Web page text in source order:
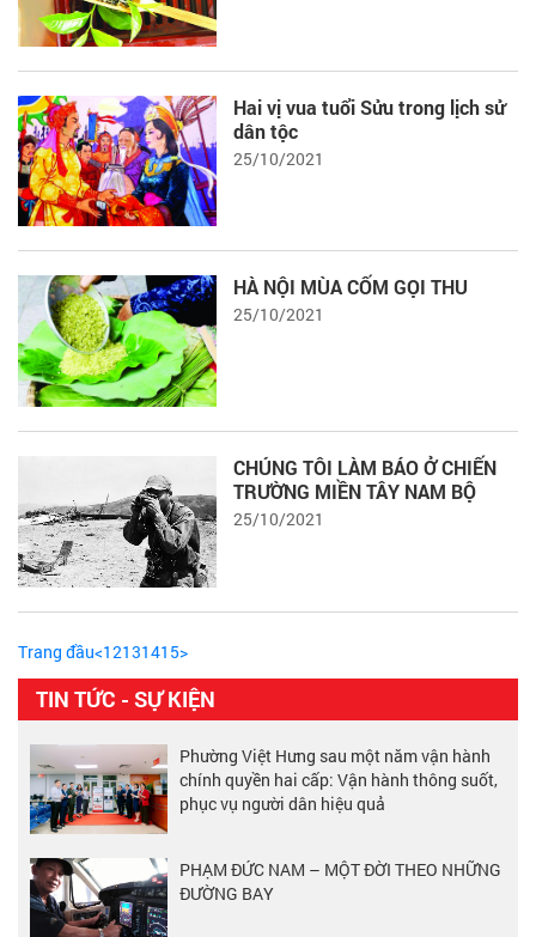
Hai vị vua tuổi Sửu trong lịch sử
dân tộc
25/10/2021
HÀ NỘI MÙA CỐM GỌI THU
25/10/2021
CHÚNG TÔI LÀM BÁO Ở CHIẾN
TRƯỜNG MIỀN TÂY NAM BỘ
25/10/2021
Trang đầu<12131415>
TIN TỨC - SỰ KIỆN
Phường Việt Hưng sau một năm vận hành
chính quyền hai cấp: Vận hành thông suốt,
phục vụ người dân hiệu quả
PHẠM ĐỨC NAM – MỘT ĐỜI THEO NHỮNG
ĐƯỜNG BAY